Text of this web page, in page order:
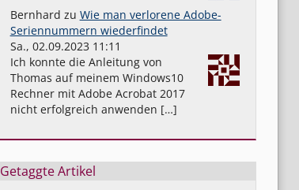
Bernhard zu Wie man verlorene Adobe-
Seriennummern wiederfindet
Sa., 02.09.2023 11:11
Ich konnte die Anleitung von
Thomas auf meinem Windows10
Rechner mit Adobe Acrobat 2017
nicht erfolgreich anwenden […]
Getaggte Artikel